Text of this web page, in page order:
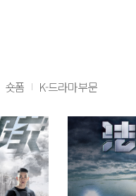
숏폼 K-드라마부문